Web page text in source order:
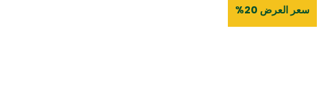
سعر العرض 20%